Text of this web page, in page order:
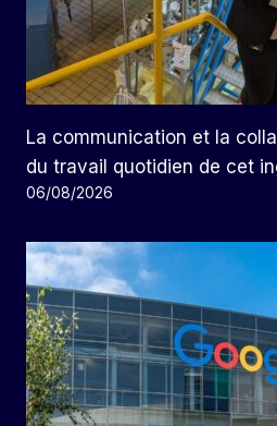
La communication et la
du travail quotidien de cet
06/08/2026